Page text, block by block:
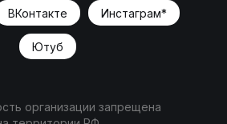
ВКонтакте Инстаграм*
Ютуб
организации запрещена